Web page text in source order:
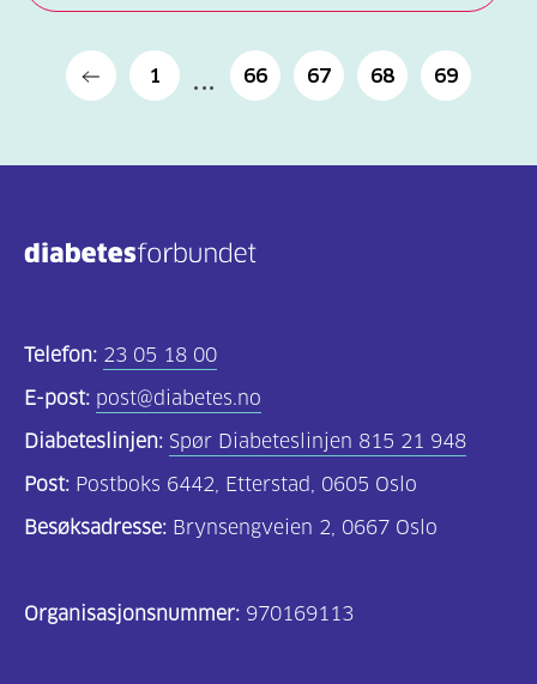
Alle
(2277)
(806)
og
Om
(195)
1 66 67 68 69
Telefon: 23 05 18 00
E-post: post@diabetes.no
Diabeteslinjen: Spør Diabeteslinjen 815 21 948
Post: Postboks 6442, Etterstad, 0605 Oslo
Besøksadresse: Brynsengveien 2, 0667 Oslo
Organisasjonsnummer: 970169113